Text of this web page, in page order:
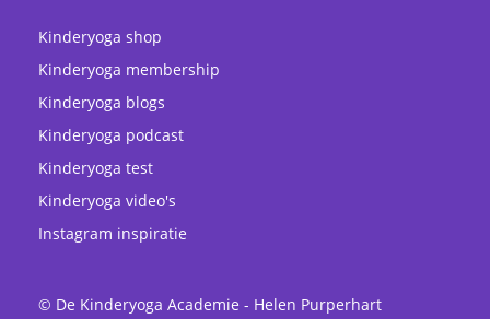
Kinderyoga shop
Kinderyoga membership
Kinderyoga blogs
Kinderyoga podcast
Kinderyoga test
Kinderyoga video's
Instagram inspiratie
© De Kinderyoga Academie - Helen Purperhart